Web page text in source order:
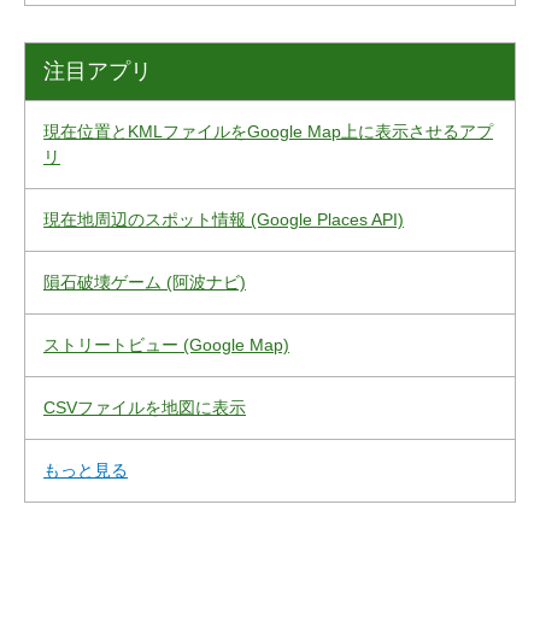
注目アプリ
現在位置とKMLファイルをGoogle Map上に表示させるアプ
リ
現在地周辺のスポット情報 (Google Places API)
隕石破壊ゲーム (阿波ナビ)
ストリートビュー (Google Map)
CSVファイルを地図に表示
もっと見る